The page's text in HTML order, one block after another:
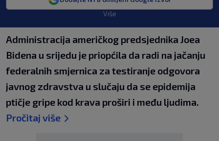
Više
Administracija američkog predsjednika Joea
Bidena u srijedu je priopćila da radi na jačanju
federalnih smjernica za testiranje odgovora
javnog zdravstva u slučaju da se epidemija
ptičje gripe kod krava proširi i među ljudima.
Pročitaj više